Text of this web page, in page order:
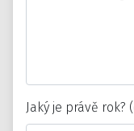
Jaký je právě